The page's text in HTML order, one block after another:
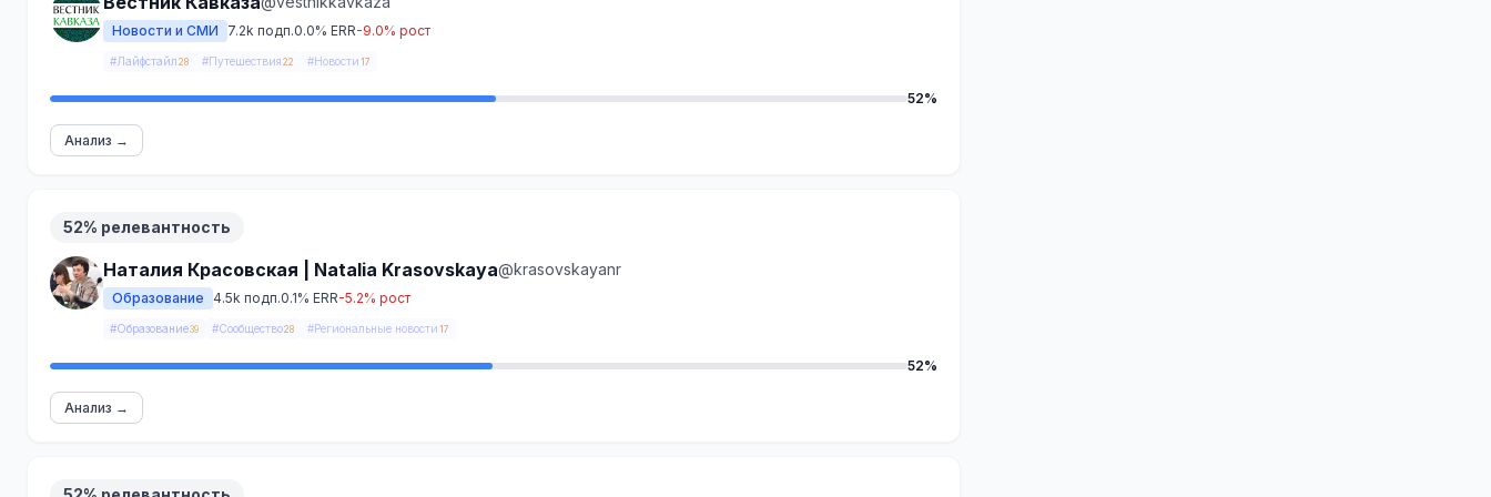
Новости и СМИ 7.2k подп.0.0% ERR-9.0% рост
#Лайфстайл 28 #Путешествия 22 #Новости 17
52%
Анализ →
52% релевантность
Наталия Красовская | Natalia Krasovskaya@krasovskayanr
Образование 4.5k подп.0.1% ERR-5.2% рост
#Образование39 #Сообщество28 #Региональные новости 17
52%
Анализ →